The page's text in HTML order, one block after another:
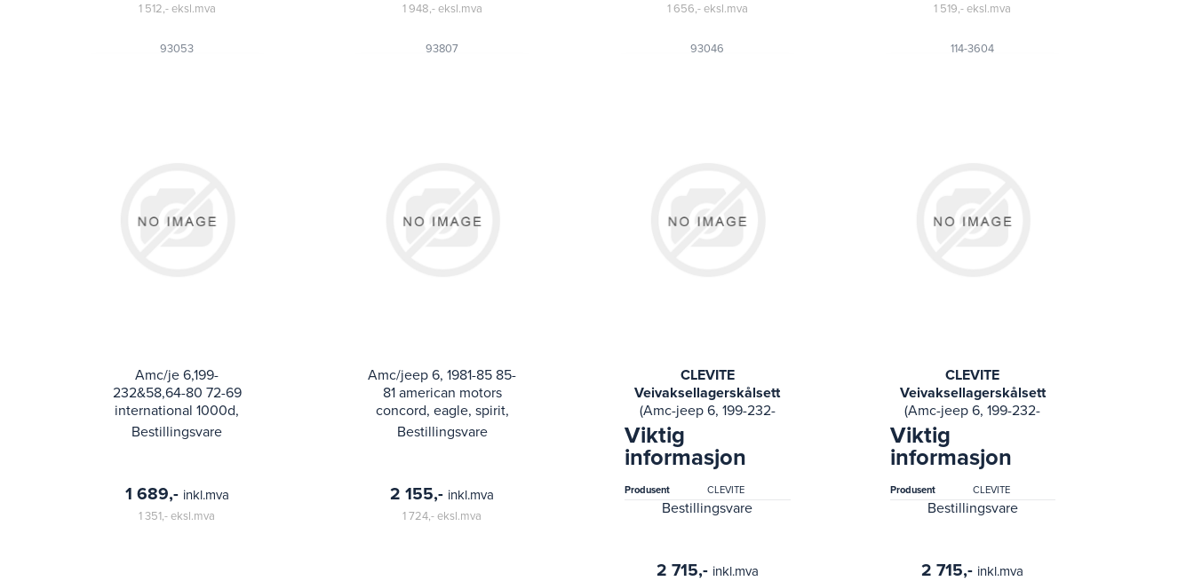
93053
1 512,-eksl.mva
93807
1 948,-eksl.mva
93046
1 656,-eksl.mva
114-3604
1 519,-eksl.mva
Amc/je 6,199-
232&58,64-80 72-69
international 1000d,
1010, 1100d, 1110, 1200d,
Bestillingsvare
1 689,- inkl.mva
1 351,-eksl.mva
Amc/jeep 6, 1981-85 85-
81 american motors
concord, eagle, spirit,
4.2l; 85-81 jeep cj5, cj7,
Bestillingsvare
2 155,- inkl.mva
1 724,-eksl.mva
CLEVITE
Veivaksellagerskålsett
(Amc-jeep 6, 199-232-
241-2 74-69
international 100,
1000d, 1010, 1100d, 1110,
1200d, 1210, 1300d, 131)
Viktig
informasjon
Produsent CLEVITE
Bestillingsvare
2 715,- inkl.mva
CLEVITE
Veivaksellagerskålsett
(Amc-jeep 6, 199-232-
241-2 74-69
international 100,
1000d, 1010, 1100d, 1110,
1200d, 1210, 1300d, 131)
Viktig
informasjon
Produsent CLEVITE
Bestillingsvare
2 715,- inkl.mva